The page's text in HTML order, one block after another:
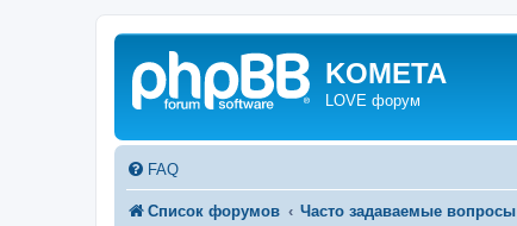
KOMETA
LOVE форум
FAQ
Список форумов Часто задаваемые вопросы